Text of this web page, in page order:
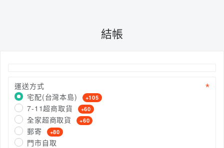
結帳
運送方式
宅配(台灣本島)
+105
7-11超商取貨 +60
全家超商取貨 +60
郵寄 +80
門市自取